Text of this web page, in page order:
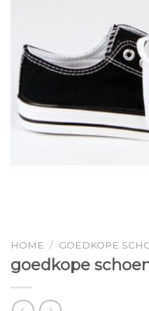
HOME / GOEDKOPE
goedkope